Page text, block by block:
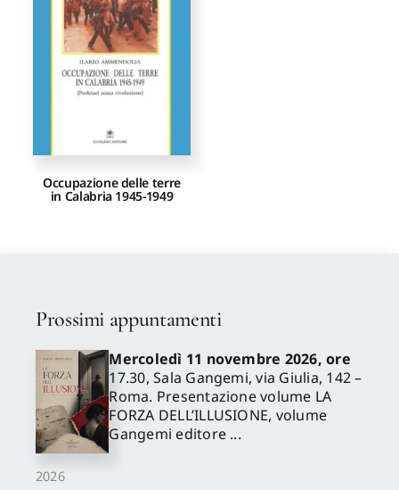
Proposte di pubblicazione
Gangemi Editore
Newsletter
Occupazione delle terre
in Calabria 1945-1949
Prossimi appuntamenti
2026
Mercoledì 11 novembre 2026, ore
17.30, Sala Gangemi, via Giulia, 142 –
Roma. Presentazione volume LA
FORZA DELL’ILLUSIONE, volume
Gangemi editore ...